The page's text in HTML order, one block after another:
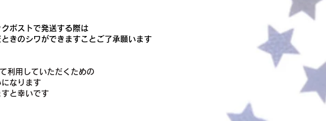
ポストで発送する際は
きのシワができますことご了承願います
利用していただくための
なります
と幸いです